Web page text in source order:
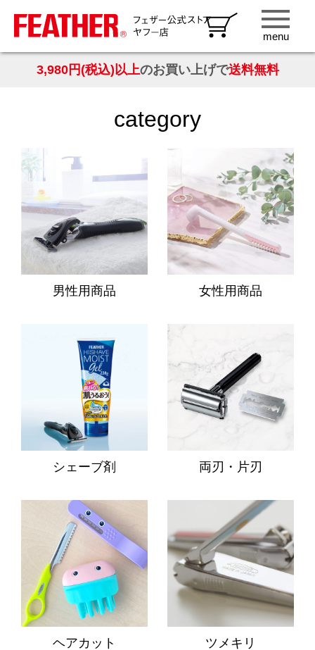
menu
▶ ミュージアムのご案内
▷ ホームに戻る
3,980円(税込)以上のお買い上げで送料無料
category
男性用商品 女性用商品
シェーブ剤 両刃・片刃
ヘアカット ツメキリ